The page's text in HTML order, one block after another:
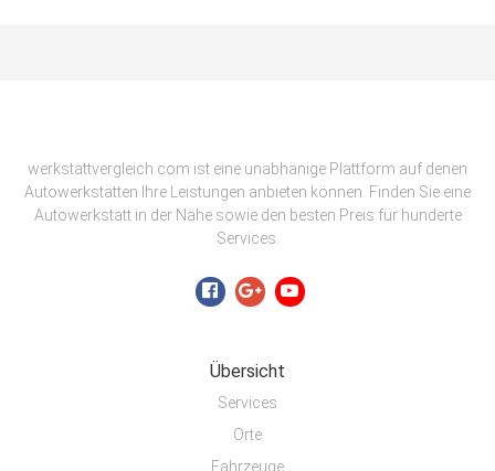
werkstattvergleich.com ist eine unabhänige Plattform auf denen
Autowerkstätten Ihre Leistungen anbieten können. Finden Sie eine
Autowerkstatt in der Nähe sowie den besten Preis für hunderte
Services.
Übersicht
Services
Orte
Fahrzeuge